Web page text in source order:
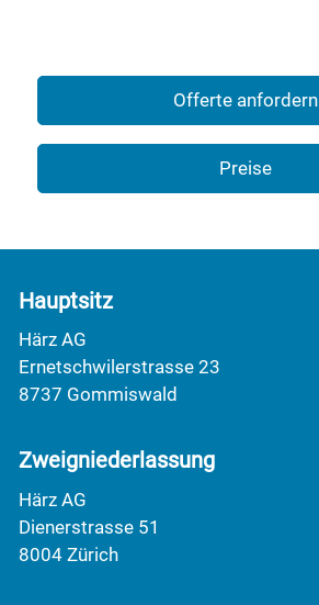
Offerte anfordern
Preise
Hauptsitz
Härz AG
Ernetschwilerstrasse 23
8737 Gommiswald
Zweigniederlassung
Härz AG
Dienerstrasse 51
8004 Zürich